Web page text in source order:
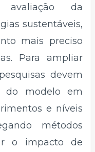
da
sustentáveis,
mais preciso
Para ampliar
devem
do modelo em
e níveis
métodos
o impacto de